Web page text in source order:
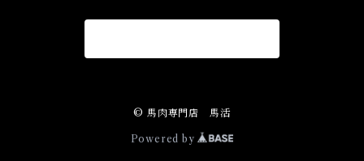
© 馬肉専門店 馬活
Powered by